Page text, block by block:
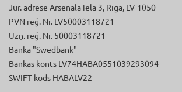
Jur. adrese Arsenāla iela 3, Rīga, LV-1050
PVN reģ. Nr. LV50003118721
Uzņ. reģ. Nr. 50003118721
Banka "Swedbank"
Bankas konts LV74HABA0551039293094
SWIFT kods HABALV22